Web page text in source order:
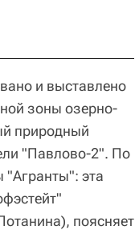
и выставлено
зоны озерно-
природный
"Павлово-2". По
"Агранты": эта
поясняет